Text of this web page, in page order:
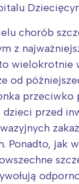
chorób
z
wielokrotnie
od
przeciwko
przed
Ponadto, jak
Wybieram